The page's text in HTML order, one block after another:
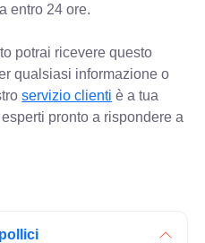
entro 24 ore.
potrai ricevere questo
qualsiasi informazione o
servizio clienti è a tua
pronto a rispondere a